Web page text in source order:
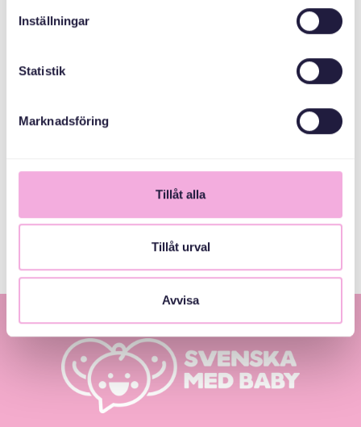
Inställningar
Statistik
Marknadsföring
Tillåt alla
Tillåt urval
Avvisa
bokningen@svenskamedbaby.se
Allmänna
arvsfonden